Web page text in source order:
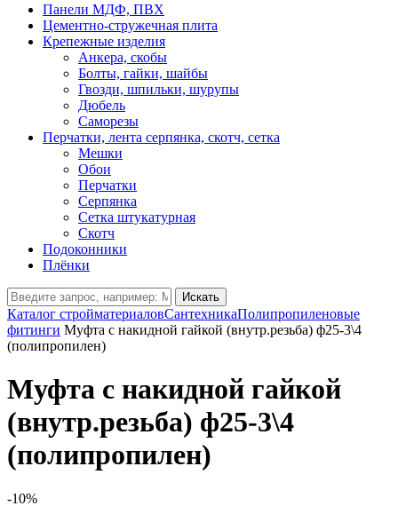
Панели МДФ, ПВХ
Цементно-стружечная плита
Крепежные изделия
Анкера, скобы
Болты, гайки, шайбы
Гвозди, шпильки, шурупы
Дюбель
Саморезы
Перчатки, лента серпянка, скотч, сетка
Мешки
Обои
Перчатки
Серпянка
Сетка штукатурная
Скотч
Подоконники
Плёнки
Искать
Каталог стройматериаловСантехникаПолипропиленовые
фитинги Муфта с накидной гайкой (внутр.резьба) ф25-3\4
(полипропилен)
Муфта с накидной гайкой
(внутр.резьба) ф25-3\4
(полипропилен)
-10%